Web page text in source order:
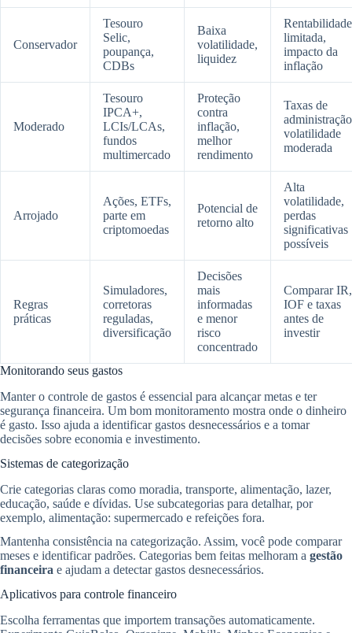
Conservador
Tesouro
Selic,
poupança,
CDBs
Baixa
volatilidade,
liquidez
Rentabilidade
limitada,
impacto da
inflação
Moderado
Tesouro
IPCA+,
LCIs/LCAs,
fundos
multimercado
Proteção
contra
inflação,
melhor
rendimento
Taxas de
volatilidade
moderada
Arrojado
Ações, ETFs,
parte em
criptomoedas
Potencial de
retorno alto
Alta
volatilidade,
perdas
significativas
possíveis
Regras
práticas
Simuladores,
corretoras
reguladas,
diversificação
Decisões
mais
informadas
e menor
risco
concentrado
Comparar IR,
IOF e taxas
antes de
investir
Monitorando seus gastos
Manter o controle de gastos é essencial para alcançar metas e ter
segurança financeira. Um bom monitoramento mostra onde o dinheiro
é gasto. Isso ajuda a identificar gastos desnecessários e a tomar
decisões sobre economia e investimento.
Sistemas de categorização
Crie categorias claras como moradia, transporte, alimentação, lazer,
educação, saúde e dívidas. Use subcategorias para detalhar, por
exemplo, alimentação: supermercado e refeições fora.
Mantenha consistência na categorização. Assim, você pode comparar
meses e identificar padrões. Categorias bem feitas melhoram a gestão
financeira e ajudam a detectar gastos desnecessários.
Aplicativos para controle financeiro
Escolha ferramentas que importem transações automaticamente.